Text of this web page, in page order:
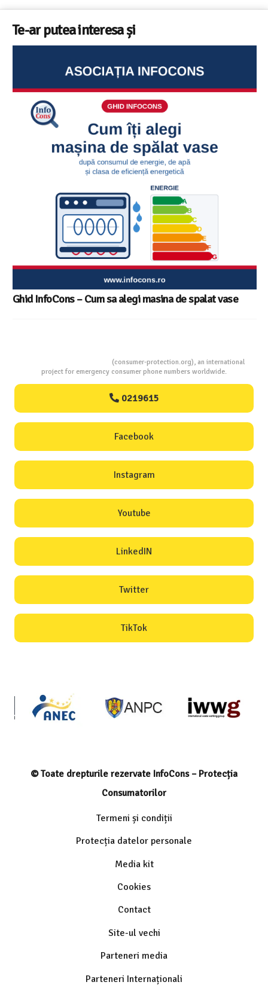
Te-ar putea interesa și
Ghid InfoCons – Cum sa alegi masina de spalat vase
(consumer-protection.org), an international
project for emergency consumer phone numbers worldwide.
0219615
Facebook
Instagram
Youtube
LinkedIN
Twitter
TikTok
© Toate drepturile rezervate InfoCons – Protecția
Consumatorilor
Termeni și condiții
Protecția datelor personale
Media kit
Cookies
Contact
Site-ul vechi
Parteneri media
Parteneri Internaționali